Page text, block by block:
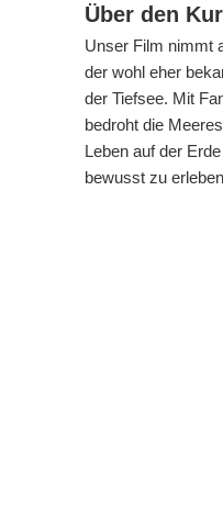
Über den
Unser Film nimmt
der wohl eher
der Tiefsee. Mit
bedroht die
Leben auf der
bewusst zu